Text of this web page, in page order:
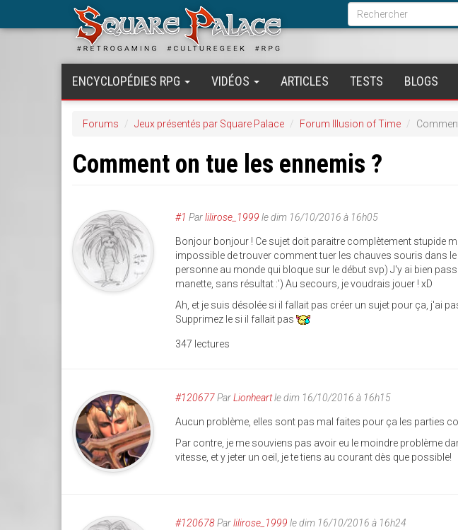
Formulaire
de
recherche
Rechercher
ENCYCLOPÉDIES RPG VIDÉOS ARTICLES TESTS BLOGS
Forums Jeux présentés par Square Palace Forum Illusion of Time
Comment on tue les ennemis ?
#1 Parlilirose_1999 ledim 16/10/2016 à 16h05
Bonjour bonjour ! Ce sujet doit paraitre complètement stupide
impossible de trouver comment tuer les chauves souris dans
personne au monde qui bloque sur le début svp) J'y ai bien
manette, sans résultat :') Au secours, je voudrais jouer ! xD
Ah, et je suis désolée si il fallait pas créer un sujet pour ça, j'ai
Supprimez le si il fallait pas
347 lectures
#120677ParLionheartle dim 16/10/2016 à 16h15
Aucun problème, elles sont pas mal faites pour ça les parties
Par contre, je me souviens pas avoir eu le moindre problème
vitesse, et y jeter un oeil, je te tiens au courant dès que possible!
#120678Parlilirose_1999 le dim 16/10/2016 à 16h24